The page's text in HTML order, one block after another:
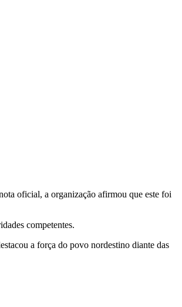
oficial, a organização afirmou que este foi
competentes.
a força do povo nordestino diante das